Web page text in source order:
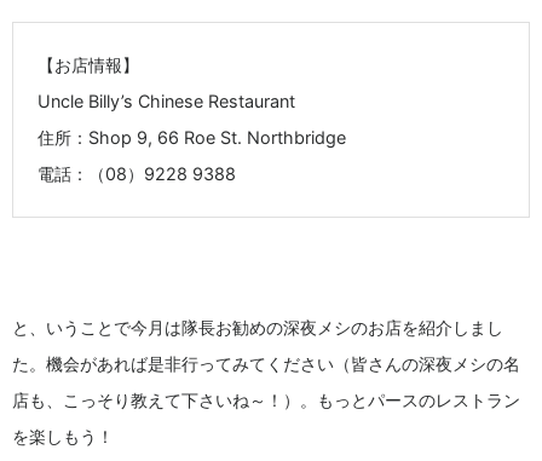
【お店情報】
Uncle Billy’s Chinese Restaurant
住所：Shop 9, 66 Roe St. Northbridge
電話：（08）9228 9388
と、いうことで今月は隊長お勧めの深夜メシのお店を紹介しまし
た。機会があれば是非行ってみてください（皆さんの深夜メシの名
店も、こっそり教えて下さいね～！）。もっとパースのレストラン
を楽しもう！